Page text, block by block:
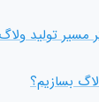
تولید
بسازیم؟